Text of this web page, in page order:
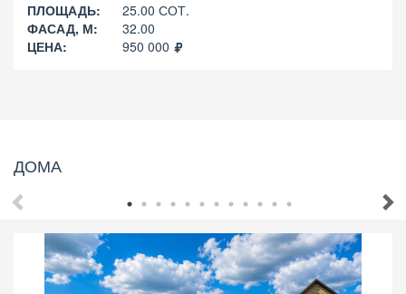
ПЛОЩАДЬ:
25.00 СОТ.
ФАСАД, М:
32.00
ЦЕНА:
950 000
ДОМА